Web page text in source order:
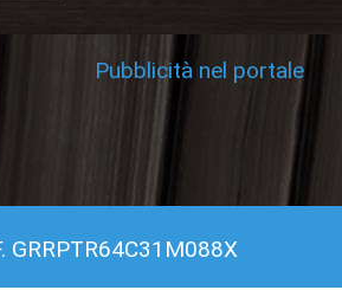
Pubblicità nel portale
GRRPTR64C31M088X